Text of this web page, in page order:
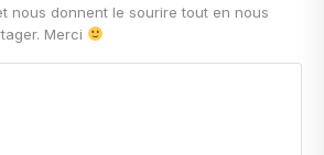
d'intérieur un relooking royal avec
édition noire de 500ml de
nous donnent le sourire tout en nous
Merci